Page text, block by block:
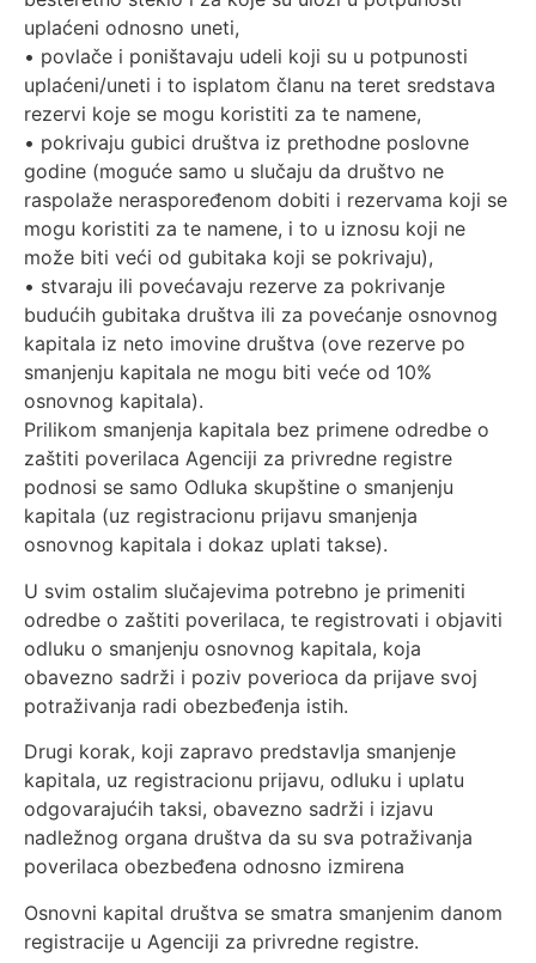
uplaćeni odnosno uneti,
• povlače i poništavaju udeli koji su u potpunosti
uplaćeni/uneti i to isplatom članu na teret sredstava
rezervi koje se mogu koristiti za te namene,
• pokrivaju gubici društva iz prethodne poslovne
godine (moguće samo u slučaju da društvo ne
raspolaže neraspoređenom dobiti i rezervama koji se
mogu koristiti za te namene, i to u iznosu koji ne
može biti veći od gubitaka koji se pokrivaju),
• stvaraju ili povećavaju rezerve za pokrivanje
budućih gubitaka društva ili za povećanje osnovnog
kapitala iz neto imovine društva (ove rezerve po
smanjenju kapitala ne mogu biti veće od 10%
osnovnog kapitala).
Prilikom smanjenja kapitala bez primene odredbe o
zaštiti poverilaca Agenciji za privredne registre
podnosi se samo Odluka skupštine o smanjenju
kapitala (uz registracionu prijavu smanjenja
osnovnog kapitala i dokaz uplati takse).
U svim ostalim slučajevima potrebno je primeniti
odredbe o zaštiti poverilaca, te registrovati i objaviti
odluku o smanjenju osnovnog kapitala, koja
obavezno sadrži i poziv poverioca da prijave svoj
potraživanja radi obezbeđenja istih.
Drugi korak, koji zapravo predstavlja smanjenje
kapitala, uz registracionu prijavu, odluku i uplatu
odgovarajućih taksi, obavezno sadrži i izjavu
nadležnog organa društva da su sva potraživanja
poverilaca obezbeđena odnosno izmirena
Osnovni kapital društva se smatra smanjenim danom
registracije u Agenciji za privredne registre.